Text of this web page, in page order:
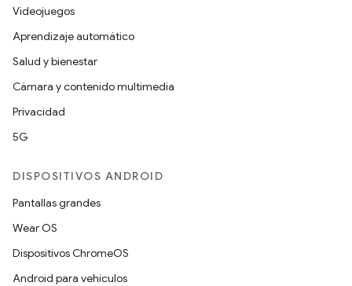
Videojuegos
Aprendizaje automático
Salud y bienestar
Cámara y contenido multimedia
Privacidad
5G
DISPOSITIVOS ANDROID
Pantallas grandes
Wear OS
Dispositivos ChromeOS
Android para vehículos